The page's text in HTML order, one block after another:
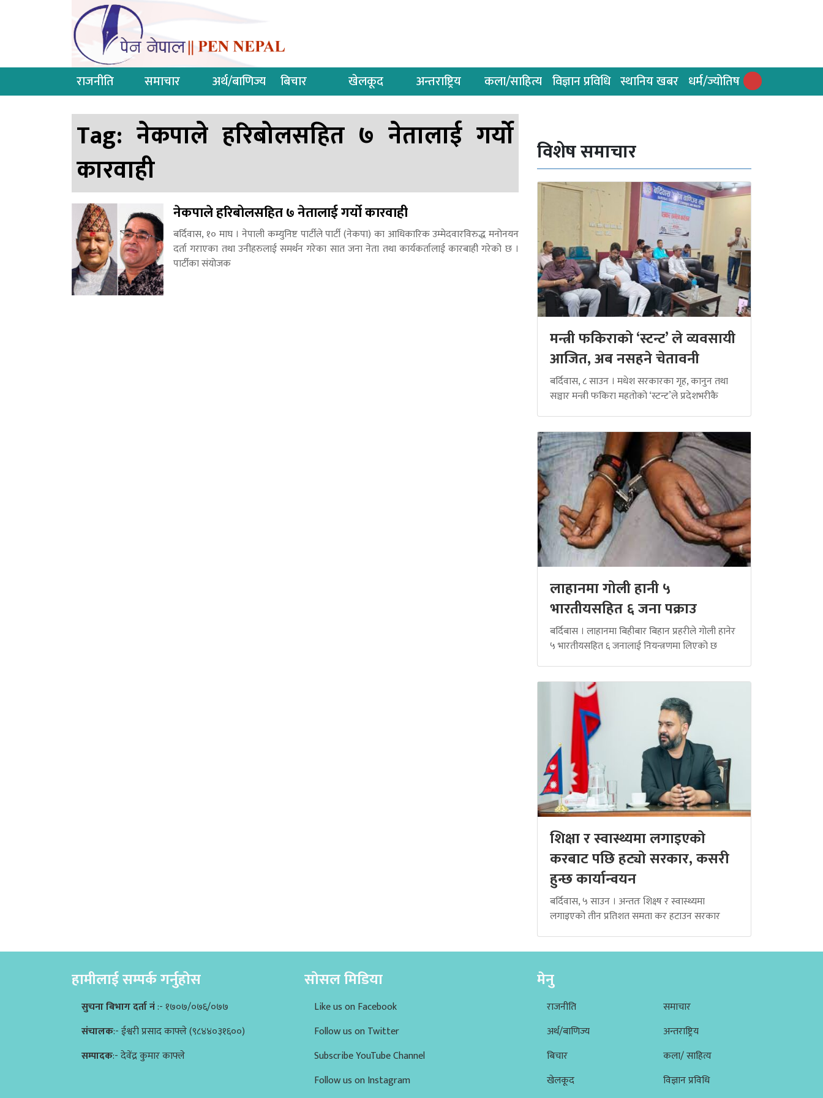
राजनीति समाचार अर्थ/बाणिज्य बिचार खेलकूद अन्तराष्ट्रिय कला/साहित्य विज्ञान प्रविधि स्थानिय खबर धर्म/ज्योतिष
Tag: नेकपाले हरिबोलसहित ७ नेतालाई गर्यो
कारवाही
नेकपाले हरिबोलसहित ७ नेतालाई गर्यो कारवाही
बर्दिवास, १० माघ । नेपाली कम्युनिष्ट पार्टीले पार्टी (नेकपा) का आधिकारिक उम्मेदवारविरुद्ध मनोनयन
दर्ता गराएका तथा उनीहरुलाई समर्थन गरेका सात जना नेता तथा कार्यकर्तालाई कारबाही गरेको छ ।
पार्टीका संयोजक
विशेष समाचार
मन्त्री फकिराको ‘स्टन्ट’ ले व्यवसायी
आजित, अब नसहने चेतावनी
बर्दिवास, ८ साउन । मधेश सरकारका गृह, कानुन तथा
सञ्चार मन्त्री फकिरा महतोको ‘स्टन्ट’ले प्रदेशभरीकै
लाहानमा गोली हानी ५
भारतीयसहित ६ जना पक्राउ
बर्दिबास । लाहानमा बिहीबार बिहान प्रहरीले गोली हानेर
५ भारतीयसहित ६ जनालाई नियन्त्रणमा लिएको छ
शिक्षा र स्वास्थ्यमा लगाइएको
करबाट पछि हट्यो सरकार, कसरी
हुन्छ कार्यान्वयन
बर्दिवास, ५ साउन । अन्ततः शिक्ष्ष र स्वास्थ्यमा
लगाइएको तीन प्रतिशत समता कर हटाउन सरकार
हामीलाई सम्पर्क गर्नुहोस
सुचना बिभाग दर्ता नं:- १७०७/०७६/०७७
संचालक:- ईश्वरी प्रसाद काफ्ले (९८४४०३१६००)
सम्पादक:- देवेंद्र कुमार काफ्ले
सोसल मिडिया
Like us on Facebook
Follow us on Twitter
Subscribe YouTube Channel
Follow us on Instagram
मेनु
राजनीति
अर्थ/बाणिज्य
बिचार
खेलकूद
समाचार
अन्तराष्ट्रिय
कला/ साहित्य
विज्ञान प्रविधि